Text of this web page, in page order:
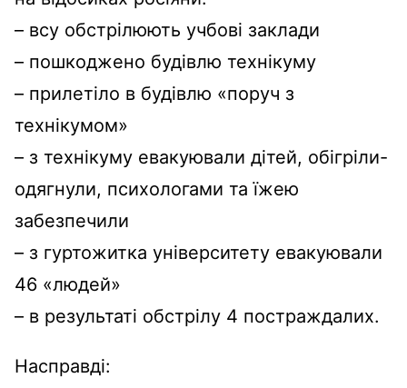
– всу обстрілюють учбові заклади
– пошкоджено будівлю технікуму
– прилетіло в будівлю «поруч з
технікумом»
– з технікуму евакуювали дітей, обігріли-
одягнули, психологами та їжею
забезпечили
– з гуртожитка університету евакуювали
46 «людей»
– в результаті обстрілу 4 постраждалих.
Насправді: